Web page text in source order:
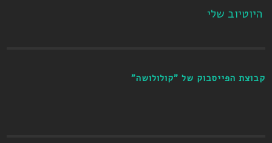
היוטיוב שלי
קבוצת הפייסבוק של "קולולושה"